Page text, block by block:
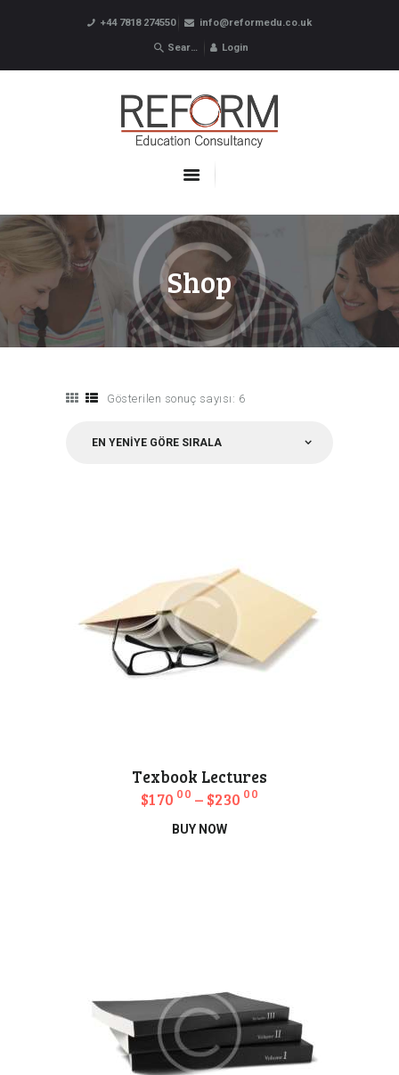
+44 7818 274550 info@reformedu.co.uk
Login
Shop
ABOUT US
SUMMER SCHOOLS
LANGUAGE SCHOOLS
POSTGRADUATE
CONTACTS
Gösterilen sonuç sayısı: 6
Texbook Lectures
$170 00 – $230 00
BUY NOW
ürün
sayfasından
seçilebilir